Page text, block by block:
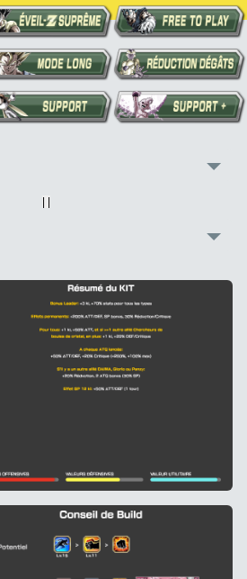
Vue alternative
| |